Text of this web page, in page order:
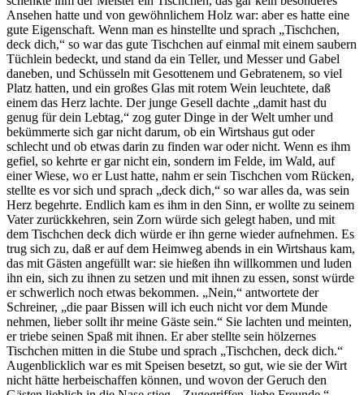
Ansehen hatte und von gewöhnlichem Holz war: aber es hatte eine
gute Eigenschaft. Wenn man es hinstellte und sprach „Tischchen,
deck dich,“ so war das gute Tischchen auf einmal mit einem saubern
Tüchlein bedeckt, und stand da ein Teller, und Messer und Gabel
daneben, und Schüsseln mit Gesottenem und Gebratenem, so viel
Platz hatten, und ein großes Glas mit rotem Wein leuchtete, daß
einem das Herz lachte. Der junge Gesell dachte „damit hast du
genug für dein Lebtag,“ zog guter Dinge in der Welt umher und
bekümmerte sich gar nicht darum, ob ein Wirtshaus gut oder
schlecht und ob etwas darin zu finden war oder nicht. Wenn es ihm
gefiel, so kehrte er gar nicht ein, sondern im Felde, im Wald, auf
einer Wiese, wo er Lust hatte, nahm er sein Tischchen vom Rücken,
stellte es vor sich und sprach „deck dich,“ so war alles da, was sein
Herz begehrte. Endlich kam es ihm in den Sinn, er wollte zu seinem
Vater zurückkehren, sein Zorn würde sich gelegt haben, und mit
dem Tischchen deck dich würde er ihn gerne wieder aufnehmen. Es
trug sich zu, daß er auf dem Heimweg abends in ein Wirtshaus kam,
das mit Gästen angefüllt war: sie hießen ihn willkommen und luden
ihn ein, sich zu ihnen zu setzen und mit ihnen zu essen, sonst würde
er schwerlich noch etwas bekommen. „Nein,“ antwortete der
Schreiner, „die paar Bissen will ich euch nicht vor dem Munde
nehmen, lieber sollt ihr meine Gäste sein.“ Sie lachten und meinten,
er triebe seinen Spaß mit ihnen. Er aber stellte sein hölzernes
Tischchen mitten in die Stube und sprach „Tischchen, deck dich.“
Augenblicklich war es mit Speisen besetzt, so gut, wie sie der Wirt
nicht hätte herbeischaffen können, und wovon der Geruch den